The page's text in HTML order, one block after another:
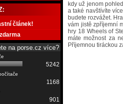
kdy už jenom
a také navštívíte
budete rozvážet.
vám jistě zpříjemní
hry 18 Wheels of
máte možnost za
Příjemnou tiráckou
článek!
na porse.cz více?
5242
1168
901